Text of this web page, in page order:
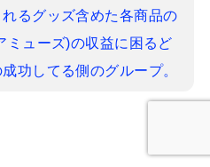
るグッズ含めた各商品の
ミューズ)の収益に困るど
功してる側のグループ。